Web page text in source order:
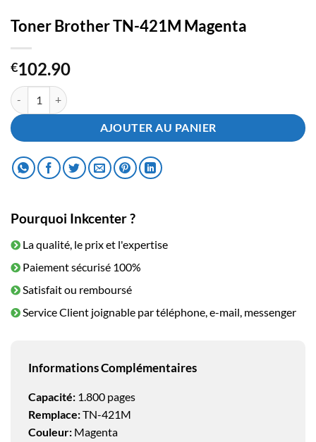
Toner Brother TN-421M Magenta
€102.90
quantité de Toner Brother TN-421M Magenta
AJOUTER AU PANIER
Pourquoi Inkcenter ?
La qualité, le prix et l'expertise
Paiement sécurisé 100%
Satisfait ou remboursé
Service Client joignable par téléphone, e-mail, messenger
Informations Complémentaires
Capacité: 1.800 pages
Remplace:TN-421M
Couleur: Magenta